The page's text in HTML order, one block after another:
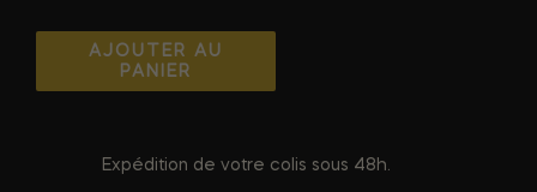
AJOUTER AU
PANIER
Expédition de votre colis sous 48h.